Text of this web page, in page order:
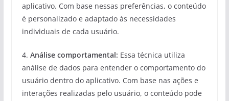
aplicativo. Com base nessas preferências, o conteúdo
é personalizado e adaptado às necessidades
individuais de cada usuário.
4. Análise comportamental: Essa técnica utiliza
análise de dados para entender o comportamento do
usuário dentro do aplicativo. Com base nas ações e
interações realizadas pelo usuário, o conteúdo pode